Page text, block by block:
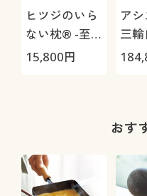
ヒツジのいら
ない枕® -至
極-
15,800円
ア
三
おす